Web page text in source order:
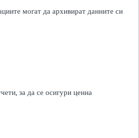
могат да архивират данните си
за да се осигури ценна